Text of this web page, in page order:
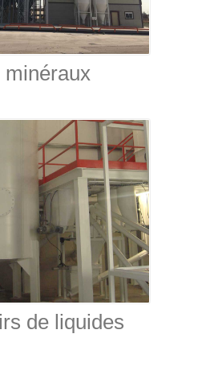
minéraux
de liquides